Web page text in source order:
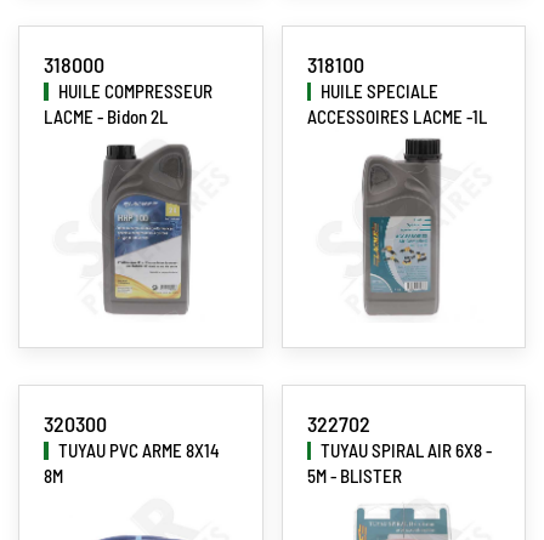
318000
HUILE COMPRESSEUR
LACME - Bidon 2L
318100
HUILE SPECIALE
ACCESSOIRES LACME -1L
320300
TUYAU PVC ARME 8X14
8M
322702
TUYAU SPIRAL AIR 6X8 -
5M - BLISTER